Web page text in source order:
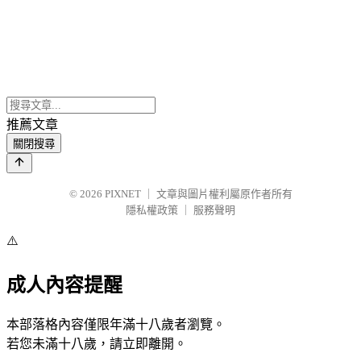
推薦文章
關閉搜尋
© 2026 PIXNET
文章與圖片權利屬原作者所有
隱私權政策
服務聲明
⚠️
成人內容提醒
本部落格內容僅限年滿十八歲者瀏覽。
若您未滿十八歲，請立即離開。